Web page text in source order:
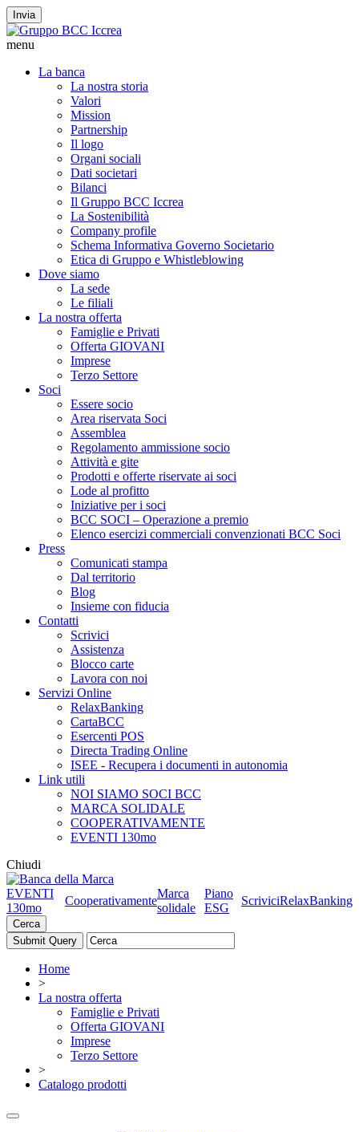
Invia
menu
La banca
La nostra storia
Valori
Mission
Partnership
Il logo
Organi sociali
Dati societari
Bilanci
Il Gruppo BCC Iccrea
La Sostenibilità
Company profile
Schema Informativa Governo Societario
Etica di Gruppo e Whistleblowing
Dove siamo
La sede
Le filiali
La nostra offerta
Famiglie e Privati
Offerta GIOVANI
Imprese
Terzo Settore
Soci
Essere socio
Area riservata Soci
Assemblea
Regolamento ammissione socio
Attività e gite
Prodotti e offerte riservate ai soci
Lode al profitto
Iniziative per i soci
BCC SOCI – Operazione a premio
Elenco esercizi commerciali convenzionati BCC Soci
Press
Comunicati stampa
Dal territorio
Blog
Insieme con fiducia
Contatti
Scrivici
Assistenza
Blocco carte
Lavora con noi
Servizi Online
RelaxBanking
CartaBCC
Esercenti POS
Directa Trading Online
ISEE - Recupera i documenti in autonomia
Link utili
NOI SIAMO SOCI BCC
MARCA SOLIDALE
COOPERATIVAMENTE
EVENTI 130mo
Chiudi
EVENTI
130mo
Cooperativamente
Marca
solidale
Piano
ESG
ScriviciRelaxBanking
Cerca
Home
>
La nostra offerta
Famiglie e Privati
Offerta GIOVANI
Imprese
Terzo Settore
>
Catalogo prodotti